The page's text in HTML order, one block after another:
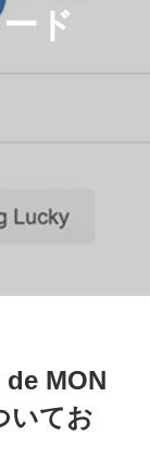
ド
MON
いてお